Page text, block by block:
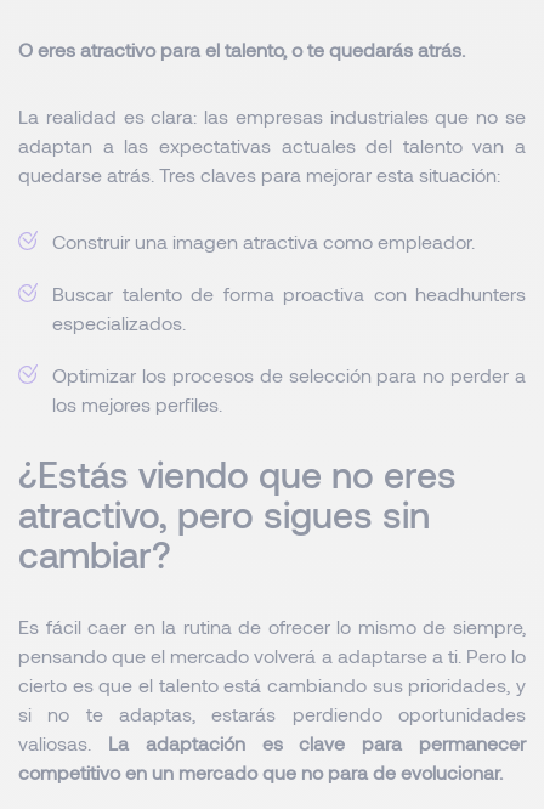
O eres atractivo para el talento, o te quedarás atrás.
La realidad es clara: las empresas industriales que no se
adaptan a las expectativas actuales del talento van a
quedarse atrás. Tres claves para mejorar esta situación:
Construir una imagen atractiva como empleador.
Buscar talento de forma proactiva con headhunters
especializados.
Optimizar los procesos de selección para no perder a
los mejores perfiles.
¿Estás viendo que no eres
atractivo, pero sigues sin
cambiar?
Es fácil caer en la rutina de ofrecer lo mismo de siempre,
pensando que el mercado volverá a adaptarse a ti. Pero lo
cierto es que el talento está cambiando sus prioridades, y
si no te adaptas, estarás perdiendo oportunidades
valiosas. La adaptación es clave para permanecer
competitivo en un mercado que no para de evolucionar.